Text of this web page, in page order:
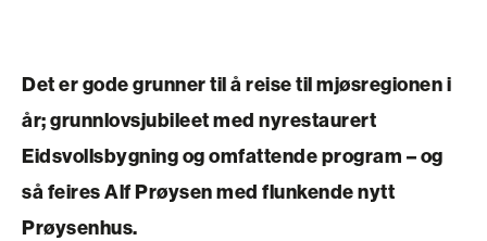
Det er gode grunner til å reise til mjøsregionen i
år; grunnlovs­jubileet med nyrestaurert
Eidsvollsbygning og omfattende program – og
så feires Alf Prøysen med flunkende nytt
Prøysenhus.